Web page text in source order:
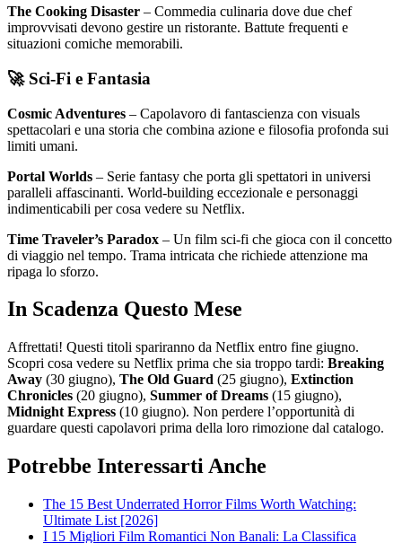
The Cooking Disaster – Commedia culinaria dove due chef
improvvisati devono gestire un ristorante. Battute frequenti e
situazioni comiche memorabili.
🚀 Sci-Fi e Fantasia
Cosmic Adventures – Capolavoro di fantascienza con visuals
spettacolari e una storia che combina azione e filosofia profonda sui
limiti umani.
Portal Worlds – Serie fantasy che porta gli spettatori in universi
paralleli affascinanti. World-building eccezionale e personaggi
indimenticabili per cosa vedere su Netflix.
Time Traveler’s Paradox – Un film sci-fi che gioca con il concetto
di viaggio nel tempo. Trama intricata che richiede attenzione ma
ripaga lo sforzo.
In Scadenza Questo Mese
Affrettati! Questi titoli spariranno da Netflix entro fine giugno.
Scopri cosa vedere su Netflix prima che sia troppo tardi: Breaking
Away (30 giugno), The Old Guard (25 giugno), Extinction
Chronicles (20 giugno), Summer of Dreams (15 giugno),
Midnight Express (10 giugno). Non perdere l’opportunità di
guardare questi capolavori prima della loro rimozione dal catalogo.
Potrebbe Interessarti Anche
The 15 Best Underrated Horror Films Worth Watching:
Ultimate List [2026]
I 15 Migliori Film Romantici Non Banali: La Classifica